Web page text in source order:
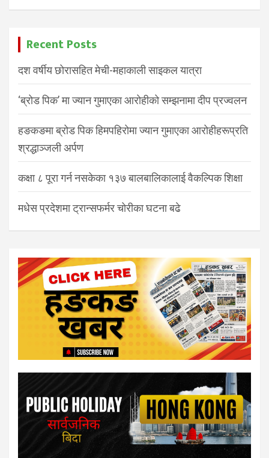
Recent Posts
दश वर्षीय छोरासहित मेची-महाकाली साइकल यात्रा
‘ब्रोड पिक’ मा ज्यान गुमाएका आरोहीको सम्झनामा दीप प्रज्वलन
हङकङमा ब्रोड पिक हिमपहिरोमा ज्यान गुमाएका आरोहीहरूप्रति
श्रद्धाञ्जली अर्पण
कक्षा ८ पूरा गर्न नसकेका १३७ बालबालिकालाई वैकल्पिक शिक्षा
मधेस प्रदेशमा ट्रान्सफर्मर चोरीका घटना बढे